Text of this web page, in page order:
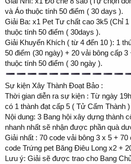
và Áo thuộc tính 50 điểm ( 30 days ).
Giải Ba: x1 Pet Tư chất cao 3k5 (Chỉ
thuộc tính 50 điểm ( 30days ).
Giải Khuyến Khích ( từ 4 đến 10 ): 1
50 điểm (30 ngày) + 20 vải bông cấp
thuộc tính 50 điểm ( 30 ngày ).
Sự kiện Xây Thành Đoạt Bảo :
Thời gian diễn ra sự kiện : Từ ngày
có 1 thành đạt cấp 5 ( Tử Cấm Thành )
Nội dung: 3 Bang hội xây dựng thành
nhanh nhất sẽ nhận được phần quà
Giải nhất : 70 code vải bông 3 x 5 +
code Trứng pet Băng Điêu Long x2 +
Lưu ý: Giải sẽ được trao cho Bang